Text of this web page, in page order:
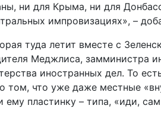
ни для Крыма, ни для
импровизациях», –
туда летит вместе с
Меджлиса, замминистра
иностранных дел. То
том, что уже даже местные
ему пластинку – типа, «иди,